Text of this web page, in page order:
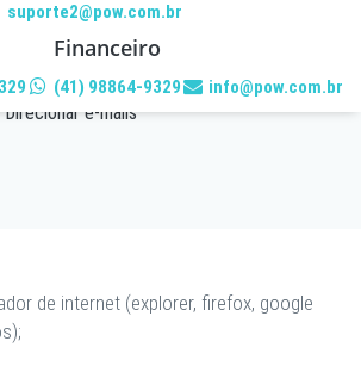
suporte2@pow.com.br
Financeiro
(41) 98864-9329 info@pow.com.br
E-MAILS
Direcionar e-mails
de internet (explorer, firefox, google